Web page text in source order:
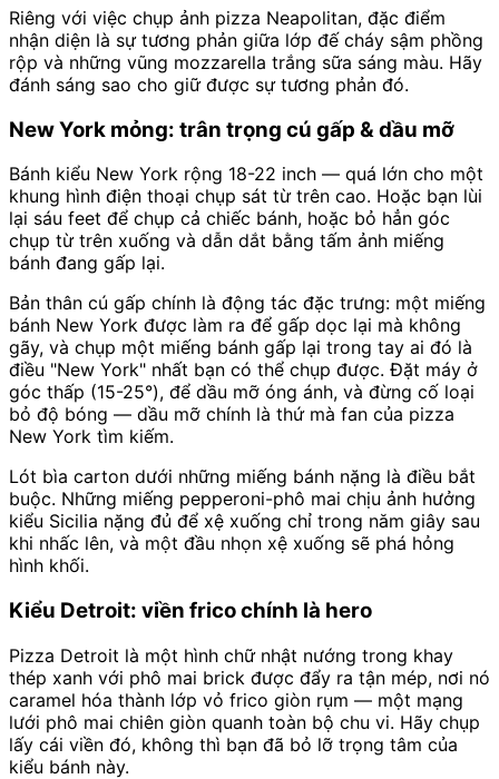
Riêng với việc chụp ảnh pizza Neapolitan, đặc điểm
nhận diện là sự tương phản giữa lớp đế cháy sậm phồng
rộp và những vũng mozzarella trắng sữa sáng màu. Hãy
đánh sáng sao cho giữ được sự tương phản đó.
New York mỏng: trân trọng cú gấp & dầu mỡ
Bánh kiểu New York rộng 18-22 inch — quá lớn cho một
khung hình điện thoại chụp sát từ trên cao. Hoặc bạn lùi
lại sáu feet để chụp cả chiếc bánh, hoặc bỏ hẳn góc
chụp từ trên xuống và dẫn dắt bằng tấm ảnh miếng
bánh đang gấp lại.
Bản thân cú gấp chính là động tác đặc trưng: một miếng
bánh New York được làm ra để gấp dọc lại mà không
gãy, và chụp một miếng bánh gấp lại trong tay ai đó là
điều "New York" nhất bạn có thể chụp được. Đặt máy ở
góc thấp (15-25°), để dầu mỡ óng ánh, và đừng cố loại
bỏ độ bóng — dầu mỡ chính là thứ mà fan của pizza
New York tìm kiếm.
Lót bìa carton dưới những miếng bánh nặng là điều bắt
buộc. Những miếng pepperoni-phô mai chịu ảnh hưởng
kiểu Sicilia nặng đủ để xệ xuống chỉ trong năm giây sau
khi nhấc lên, và một đầu nhọn xệ xuống sẽ phá hỏng
hình khối.
Kiểu Detroit: viền frico chính là hero
Pizza Detroit là một hình chữ nhật nướng trong khay
thép xanh với phô mai brick được đẩy ra tận mép, nơi nó
caramel hóa thành lớp vỏ frico giòn rụm — một mạng
lưới phô mai chiên giòn quanh toàn bộ chu vi. Hãy chụp
lấy cái viền đó, không thì bạn đã bỏ lỡ trọng tâm của
kiểu bánh này.